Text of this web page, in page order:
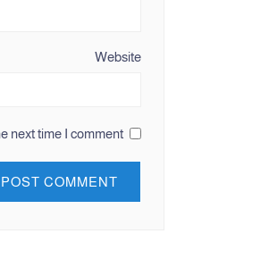
Website
next time I comment.